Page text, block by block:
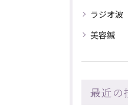
ラジオ波
美容鍼
最近の